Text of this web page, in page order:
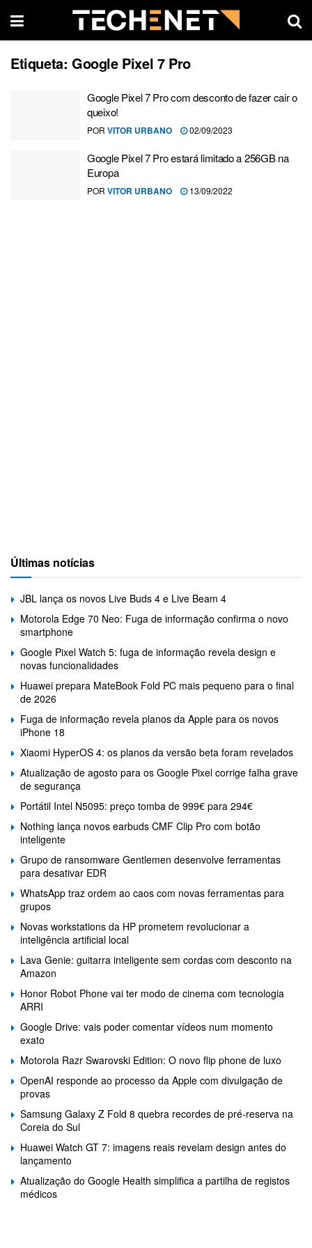
Etiqueta: Google Pixel 7 Pro
Google Pixel 7 Pro com desconto de fazer cair o
queixo!
POR VITOR URBANO 02/09/2023
Google Pixel 7 Pro estará limitado a 256GB na
Europa
POR VITOR URBANO 13/09/2022
Últimas notícias
JBL lança os novos Live Buds 4 e Live Beam 4
Motorola Edge 70 Neo: Fuga de informação confirma o novo
smartphone
Google Pixel Watch 5: fuga de informação revela design e
novas funcionalidades
Huawei prepara MateBook Fold PC mais pequeno para o final
de 2026
Fuga de informação revela planos da Apple para os novos
iPhone 18
Xiaomi HyperOS 4: os planos da versão beta foram revelados
Atualização de agosto para os Google Pixel corrige falha grave
de segurança
Portátil Intel N5095: preço tomba de 999€ para 294€
Nothing lança novos earbuds CMF Clip Pro com botão
inteligente
Grupo de ransomware Gentlemen desenvolve ferramentas
para desativar EDR
WhatsApp traz ordem ao caos com novas ferramentas para
grupos
Novas workstations da HP prometem revolucionar a
inteligência artificial local
Lava Genie: guitarra inteligente sem cordas com desconto na
Amazon
Honor Robot Phone vai ter modo de cinema com tecnologia
ARRI
Google Drive: vais poder comentar vídeos num momento
exato
Motorola Razr Swarovski Edition: O novo flip phone de luxo
OpenAI responde ao processo da Apple com divulgação de
provas
Samsung Galaxy Z Fold 8 quebra recordes de pré-reserva na
Coreia do Sul
Huawei Watch GT 7: imagens reais revelam design antes do
lançamento
Atualização do Google Health simplifica a partilha de registos
médicos